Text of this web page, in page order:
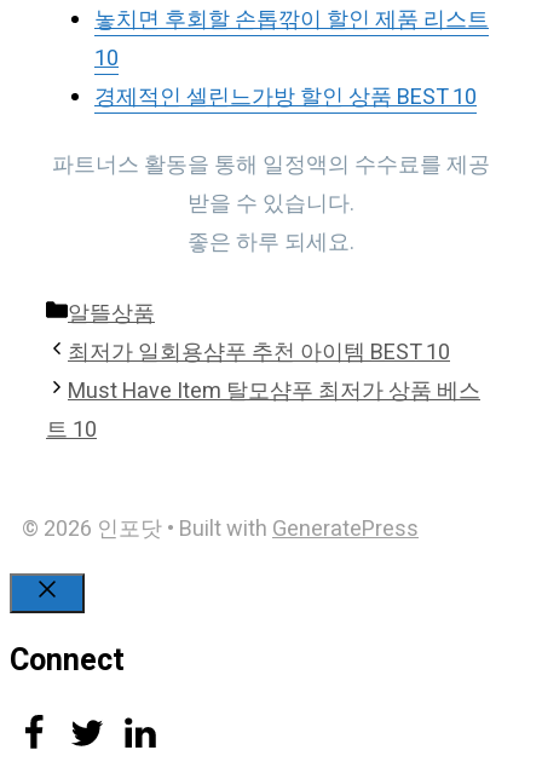
놓치면 후회할 손톱깎이 할인 제품 리스트
10
경제적인 셀린느가방 할인 상품 BEST 10
파트너스 활동을 통해 일정액의 수수료를 제공
받을 수 있습니다.
좋은 하루 되세요.
Categories
알뜰상품
최저가 일회용샴푸 추천 아이템 BEST 10
Must Have Item 탈모샴푸 최저가 상품 베스
트 10
© 2026 인포닷• Built withGeneratePress
Connect